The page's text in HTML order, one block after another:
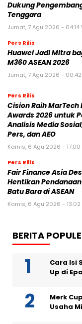
Dukung
Tenggara
Jumat, 7 Agu 2026 - 04:14
Pers Rilis
Huawei Jadi Mitra
M360 ASEAN 2026
Jumat, 7 Agu 2026 - 00:42
Pers Rilis
Cision Raih
Awards 2026 untuk
Analisis Media
Pers, dan AEO
Kamis, 6 Agu 2026 - 17:00
Pers Rilis
Fair Finance Asia
Hentikan
Batu Bara di ASEAN
Kamis, 6 Agu 2026 - 13:02
BERITA
Cara Isi
Up di
Merk
Usaha